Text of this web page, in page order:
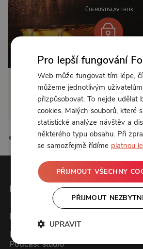
Od 89 Kč měsíčně nebo 39 Kč
Zřídit předplatné
Koupit příspěvek
Forendors
Kontakt
Podcast studio
Pro lepší fungování
Web může fungovat tím lépe,
můžeme jednotlivým uživatelům
přizpůsobovat. To nejde udělat
cookies. Malých souborů, které
statistické analýze návštěv a
některého typu obsahu. Při
se samozřejmě řídíme platnou
PŘIJMOUT VŠECHNY
PŘIJMOUT
UPRAVIT